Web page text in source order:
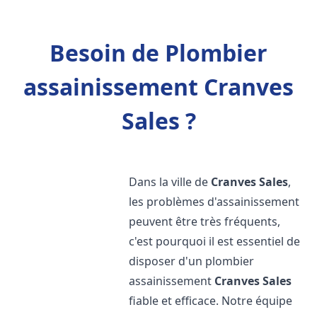
Besoin de Plombier
assainissement Cranves
Sales ?
Dans la ville de Cranves Sales,
les problèmes d'assainissement
peuvent être très fréquents,
c'est pourquoi il est essentiel de
disposer d'un plombier
assainissement Cranves Sales
fiable et efficace. Notre équipe